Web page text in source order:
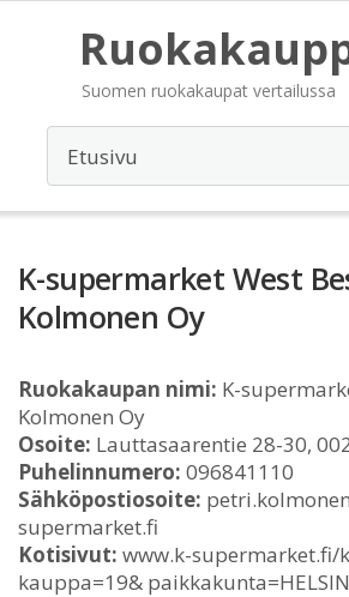
Suomen ruokakaupat vertailussa
K-supermarket West
Kolmonen Oy
Ruokakaupan nimi: K-
Kolmonen Oy
Osoite: Lauttasaarentie 28-30,
Puhelinnumero: 096841110
Sähköpostiosoite:
supermarket.fi
Kotisivut: www.k-supermarket.fi/
kauppa=19&